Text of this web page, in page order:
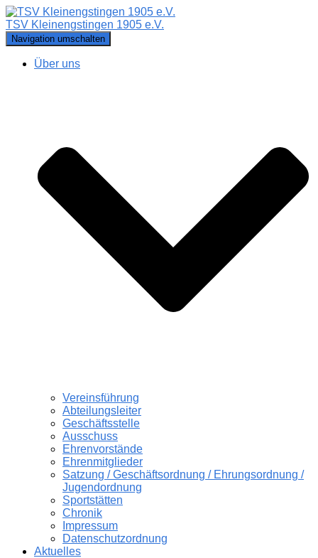
TSV Kleinengstingen 1905 e.V.
Navigation umschalten
Über uns
Vereinsführung
Abteilungsleiter
Geschäftsstelle
Ausschuss
Ehrenvorstände
Ehrenmitglieder
Satzung / Geschäftsordnung / Ehrungsordnung /
Jugendordnung
Sportstätten
Chronik
Impressum
Datenschutzordnung
Aktuelles